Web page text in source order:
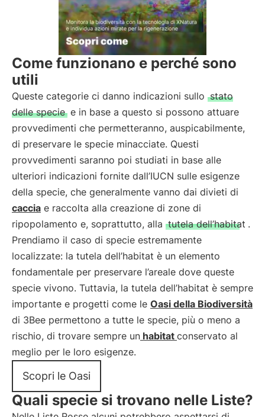
Come funzionano e perché sono
utili
Queste categorie ci danno indicazioni sullo stato
delle specie e in base a questo si possono attuare
provvedimenti che permetteranno, auspicabilmente,
di preservare le specie minacciate. Questi
provvedimenti saranno poi studiati in base alle
ulteriori indicazioni fornite dall’IUCN sulle esigenze
della specie, che generalmente vanno dai divieti di
caccia e raccolta alla creazione di zone di
ripopolamento e, soprattutto, alla tutela dell’habitat .
Prendiamo il caso di specie estremamente
localizzate: la tutela dell’habitat è un elemento
fondamentale per preservare l’areale dove queste
specie vivono. Tuttavia, la tutela dell’habitat è sempre
importante e progetti come le Oasi della Biodiversità
di 3Bee permettono a tutte le specie, più o meno a
rischio, di trovare sempre un habitat conservato al
meglio per le loro esigenze.
Scopri le Oasi
Quali specie si trovano nelle Liste?